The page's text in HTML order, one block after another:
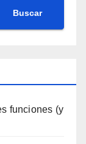
Buscar
funciones (y